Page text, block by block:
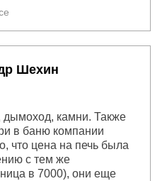
Шехин
дымоход, камни. Также
в баню компании
что цена на печь была
с тем же
в 7000), они еще